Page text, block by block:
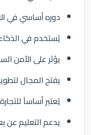
دوره أساسي في
يُستخدم في الذكاء
يؤثر على الأمن
يفتح المجال
يُعتبر أساساً
يدعم التعليم عن